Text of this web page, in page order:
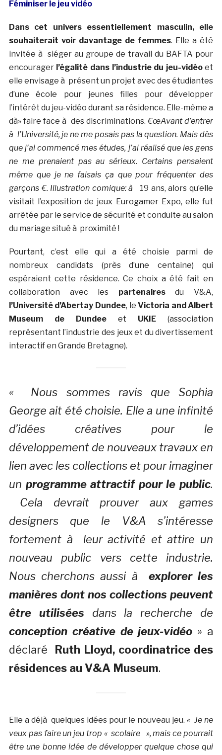
Féminiser le jeu vidéo
Dans cet univers essentiellement masculin, elle
souhaiterait voir davantage de femmes. Elle a été
invitée à siéger au groupe de travail du BAFTA pour
encourager l’égalité dans l’industrie du jeu-vidéoet
elle envisage à présent un projet avec des étudiantes
d’une école pour jeunes filles pour développer
l’intérêt du jeu-vidéo durant sa résidence. Elle-même a
dà» faire face à des discriminations.€œAvant d’entrer
à l’Université, je ne me posais pas la question. Mais dès
que j’ai commencé mes études, j’ai réalisé que les gens
ne me prenaient pas au sérieux. Certains pensaient
même que je ne faisais ça que pour fréquenter des
garçons €. Illustration comique: à
19 ans, alors qu’elle
visitait l’exposition de jeux Eurogamer Expo, elle fut
arrêtée par le service de sécurité et conduite au salon
du mariage situé à proximité !
Pourtant, c’est elle qui a été choisie parmi de
nombreux candidats (près d’une centaine) qui
espéraient cette résidence. Ce choix a été fait en
collaboration avec les partenairesdu V&A,
l’Université d’Abertay Dundee, leVictoria and Albert
Museum de Dundeeet UKIE (association
représentant l’industrie des jeux et du divertissement
interactif en Grande Bretagne).
« Nous sommes ravis que Sophia
George ait été choisie. Elle a une infinité
d’idées créatives pour le
développement de nouveaux travaux en
lien avec les collections et pour imaginer
un programme attractif pour le public.
Cela devrait prouver aux games
designers que le V&A s’intéresse
fortement à leur activité et attire un
nouveau public vers cette industrie.
Nous cherchons aussi à explorer les
manières dont nos collections peuvent
être utilisées dans la recherche de
conception créative de jeux-vidéo » a
déclaré
Ruth Lloyd, coordinatrice des
résidences au V&A Museum.
Elle a déjà quelques idées pour le nouveau jeu.« Je ne
veux pas faire un jeu trop « scolaire », mais ce pourrait
être une bonne idée de développer quelque chose qui